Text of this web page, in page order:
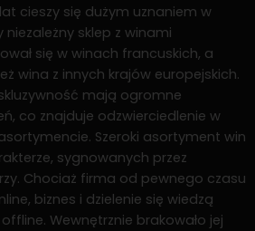
cieszy się dużym uznaniem w
niezależny sklep z winami
się w winach francuskich, a
wina z innych krajów europejskich.
mają ogromne
co znajduje odzwierciedlenie w
Szeroki asortyment win
sygnowanych przez
Chociaż firma od pewnego czasu
biznes i dzielenie się wiedzą
Wewnętrznie brakowało jej